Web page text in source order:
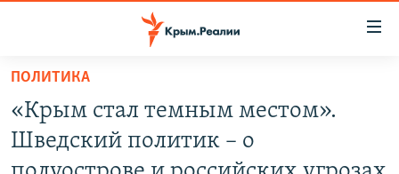
Вернуться
основному
содержанию
СПЕЦПРОЕКТЫ
ПОЛИТИКА
«Крым стал темным местом».
Шведский политик – о